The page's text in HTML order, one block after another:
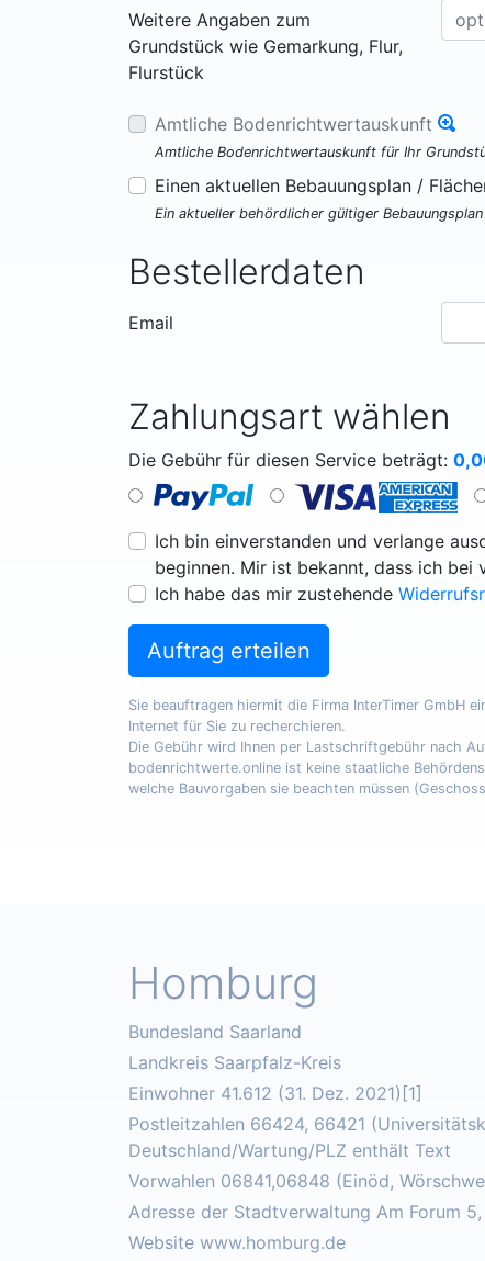
Weitere Angaben zum
Grundstück wie Gemarkung, Flur,
Flurstück
Amtliche Bodenrichtwertauskunft
Amtliche Bodenrichtwertauskunft für Ihr
Einen aktuellen Bebauungsplan /
Ein aktueller behördlicher gültiger
Bestellerdaten
Email
Zahlungsart wählen
Die Gebühr für diesen Service beträgt:
Ich bin einverstanden und verlange
beginnen. Mir ist bekannt, dass ich
Ich habe das mir zustehende
Auftrag erteilen
Sie beauftragen hiermit die Firma InterTimer GmbH
Internet für Sie zu recherchieren.
Die Gebühr wird Ihnen per Lastschriftgebühr nach
bodenrichtwerte.online ist keine staatliche
welche Bauvorgaben sie beachten müssen
Homburg
Bundesland Saarland
Landkreis Saarpfalz-Kreis
Einwohner 41.612 (31. Dez. 2021)[1]
Postleitzahlen 66424, 66421
Deutschland/Wartung/PLZ enthält Text
Vorwahlen 06841,06848 (Einöd,
Adresse der Stadtverwaltung Am Forum
Website www.homburg.de